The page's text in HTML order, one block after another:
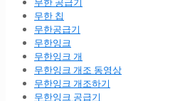
무한 칩
무한공급기
무한잉크
무한잉크 개
무한잉크 개조 동영상
무한잉크 개조하기
무한잉크 공급기